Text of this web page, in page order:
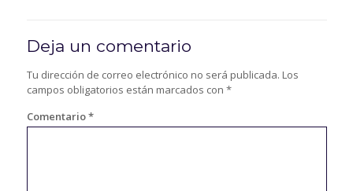
Deja un comentario
Tu dirección de correo electrónico no será publicada. Los
campos obligatorios están marcados con *
Comentario*